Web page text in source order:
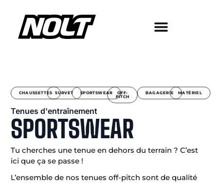
CHAUSSETTES SURVET SPORTSWEAR OFF-
PITCH
BAGAGERIE MATÉRIEL
Tenues d'entraînement
SPORTSWEAR
Tu cherches une tenue en dehors du terrain ? C’est
ici que ça se passe !
L’ensemble de nos tenues off-pitch sont de qualité